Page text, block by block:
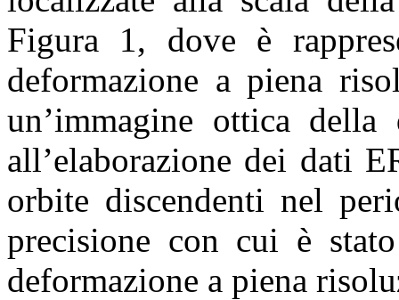
Figura 1, dove è
deformazione a piena
un’immagine ottica
all’elaborazione dei dati
orbite discendenti nel
precisione con cui è
deformazione a piena